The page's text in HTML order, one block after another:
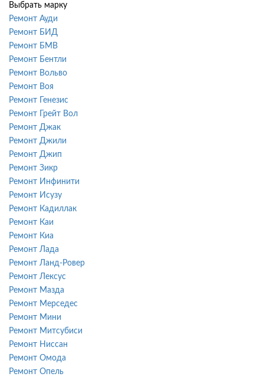
Выбрать марку
Ремонт Ауди
Ремонт БИД
Ремонт БМВ
Ремонт Бентли
Ремонт Вольво
Ремонт Воя
Ремонт Генезис
Ремонт Грейт Вол
Ремонт Джак
Ремонт Джили
Ремонт Джип
Ремонт Зикр
Ремонт Инфинити
Ремонт Исузу
Ремонт Кадиллак
Ремонт Каи
Ремонт Киа
Ремонт Лада
Ремонт Ланд-Ровер
Ремонт Лексус
Ремонт Мазда
Ремонт Мерседес
Ремонт Мини
Ремонт Митсубиси
Ремонт Ниссан
Ремонт Омода
Ремонт Опель